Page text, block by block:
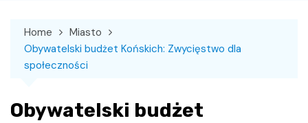
Home
Miasto
Obywatelski budżet Końskich: Zwycięstwo dla
społeczności
Obywatelski budżet